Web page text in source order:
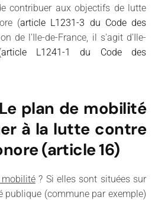
contribuer aux objectifs de lutte
(article L1231-3 du Code des
de l'Ile-de-France, il s'agit d'Ile-
L1241-1 du Code des
plan de mobilité
à la lutte contre
(article 16)
? Si elles sont situées sur
publique (commune par exemple)